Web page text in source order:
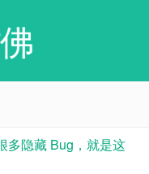
多隐藏 Bug，就是这